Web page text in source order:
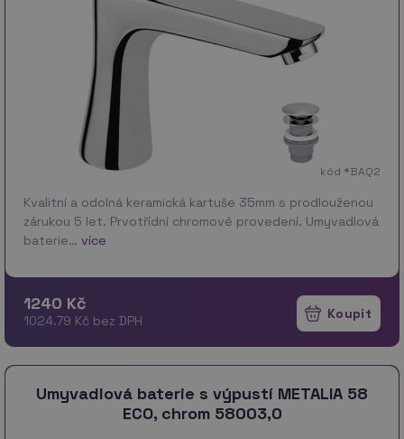
kód *BAQ2
Kvalitní a odolná keramická kartuše 35mm s prodlouženou
zárukou 5 let. Prvotřídní chromové provedení. Umyvadlová
baterie… více
1240 Kč
1024.79 Kč bez DPH
Umyvadlová baterie s výpustí METALIA 58
ECO, chrom 58003,0